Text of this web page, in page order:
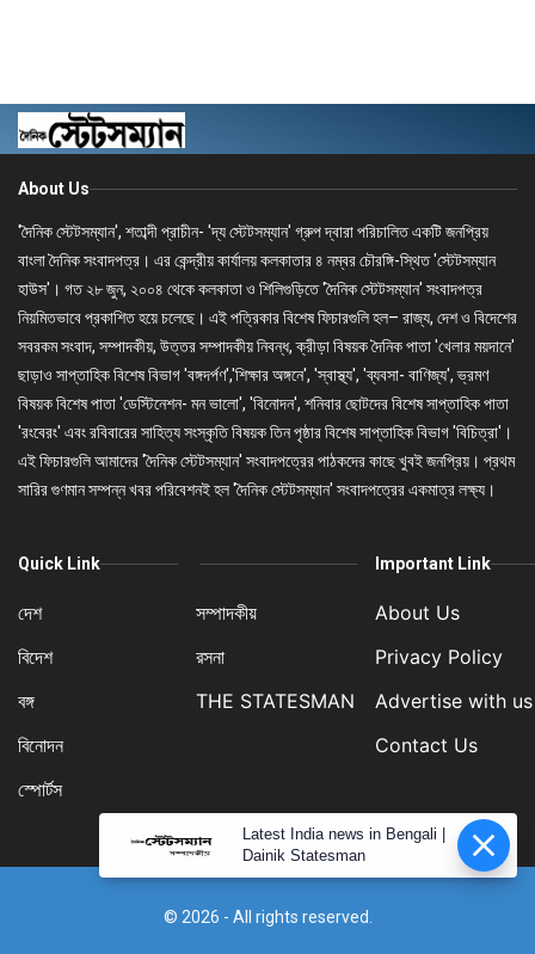
About Us
'দৈনিক স্টেটসম্যান', শতাব্দী প্রাচীন- 'দ্য স্টেটসম্যান' গ্রুপ দ্বারা পরিচালিত একটি জনপ্রিয়
বাংলা দৈনিক সংবাদপত্র। এর কেন্দ্রীয় কার্যালয় কলকাতার ৪ নম্বর চৌরঙ্গি-স্থিত 'স্টেটসম্যান
হাউস'। গত ২৮ জুন, ২০০৪ থেকে কলকাতা ও শিলিগুড়িতে 'দৈনিক স্টেটসম্যান' সংবাদপত্র
নিয়মিতভাবে প্রকাশিত হয়ে চলেছে। এই পত্রিকার বিশেষ ফিচারগুলি হল– রাজ্য, দেশ ও বিদেশের
সবরকম সংবাদ, সম্পাদকীয়, উত্তর সম্পাদকীয় নিবন্ধ, ক্রীড়া বিষয়ক দৈনিক পাতা 'খেলার ময়দানে'
ছাড়াও সাপ্তাহিক বিশেষ বিভাগ 'বঙ্গদর্পণ','শিক্ষার অঙ্গনে', 'স্বাস্থ্য', 'ব্যবসা- বাণিজ্য', ভ্রমণ
বিষয়ক বিশেষ পাতা 'ডেস্টিনেশন- মন ভালো', 'বিনোদন', শনিবার ছোটদের বিশেষ সাপ্তাহিক পাতা
'রংবেরং' এবং রবিবারের সাহিত্য সংস্কৃতি বিষয়ক তিন পৃষ্ঠার বিশেষ সাপ্তাহিক বিভাগ 'বিচিত্রা'।
এই ফিচারগুলি আমাদের 'দৈনিক স্টেটসম্যান' সংবাদপত্রের পাঠকদের কাছে খুবই জনপ্রিয়। প্রথম
সারির গুণমান সম্পন্ন খবর পরিবেশনই হল 'দৈনিক স্টেটসম্যান' সংবাদপত্রের একমাত্র লক্ষ্য।
Quick Link
দেশ
বিদেশ
বঙ্গ
বিনোদন
স্পোর্টস
সম্পাদকীয়
রসনা
THE STATESMAN
Important Link
About Us
Privacy Policy
Advertise with us
Contact Us
© 2026 - All rights reserved.
Latest India news in Bengali |
Dainik Statesman